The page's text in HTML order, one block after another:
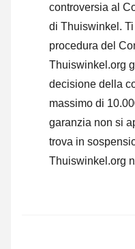
controversia al
di Thuiswinkel.
procedura del
Thuiswinkel.org
decisione della
massimo di
garanzia non si
trova in
Thuiswinkel.org